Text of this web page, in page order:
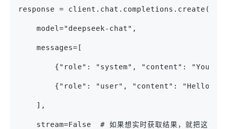
response = client.chat.completions.create(
    model="deepseek-chat",
    messages=[
{"role": "system", "content": "You
        {"role": "user", "content": "Hello"},
    ],
stream=False  # 如果想实时获取结果，就把这个改